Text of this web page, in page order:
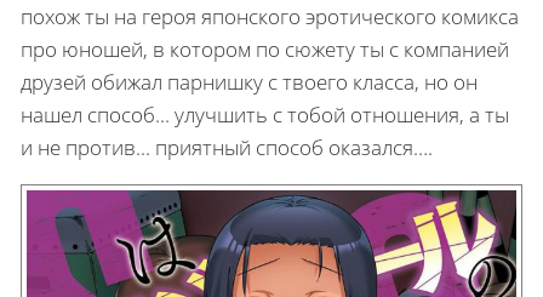
похож ты на героя японского эротического комикса
про юношей, в котором по сюжетуты с компанией
друзей обижал парнишку с твоего класса, но он
нашел способ... улучшить с тобой отношения, а ты
и не против... приятный способ оказался….